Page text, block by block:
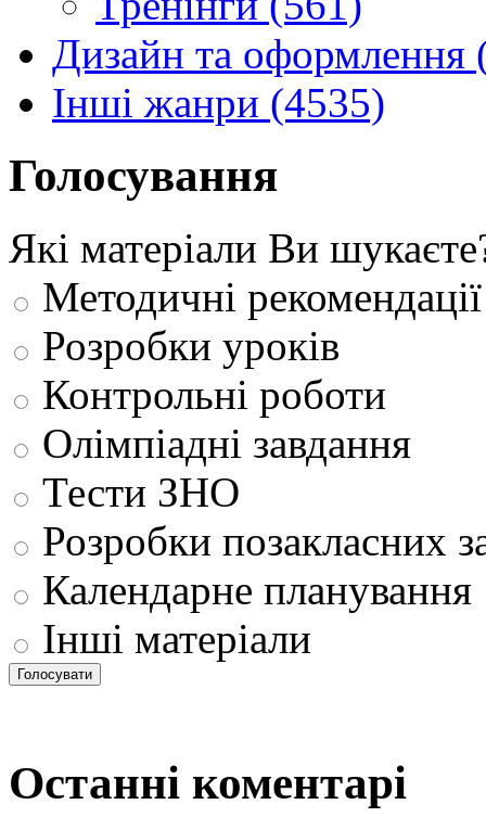
Дизайн та оформлення
Інші жанри (4535)
Голосування
Які матеріали Ви
Методичні рекомендації
Розробки уроків
Контрольні роботи
Олімпіадні завдання
Тести ЗНО
Розробки позакласних
Календарне планування
Інші матеріали
Останні коментарі